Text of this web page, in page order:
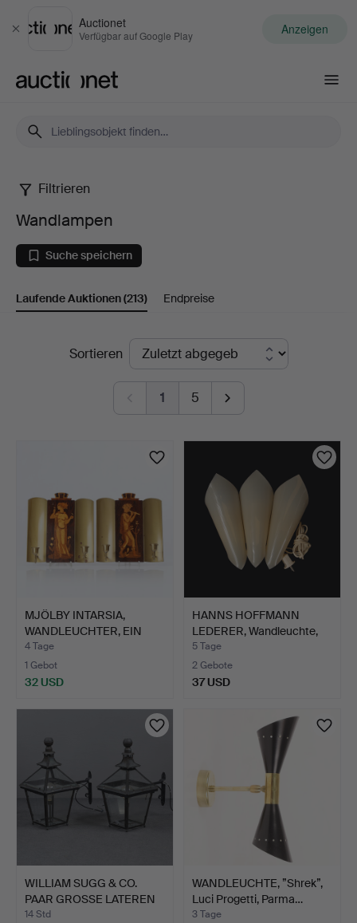
Schließen
Auctionet
Verfügbar auf Google Play Anzeigen
Wandlampen
Filtrieren
Wandlampen
Suche speichern
Laufende Auktionen(213) Endpreise
LaufendeSortieren
1 5
MJÖLBY INTARSIA,
WANDLEUCHTER, EIN
PAAR. M…
4 Tage
1 Gebot
32 USD
HANNS HOFFMANN
LEDERER, Wandleuchte,
weiße…
5 Tage
2 Gebote
37 USD
WILLIAM SUGG & CO.
PAAR GROSSE LATEREN
(84…
14 Std
WANDLEUCHTE, ”Shrek”,
Luci Progetti, Parma…
3 Tage